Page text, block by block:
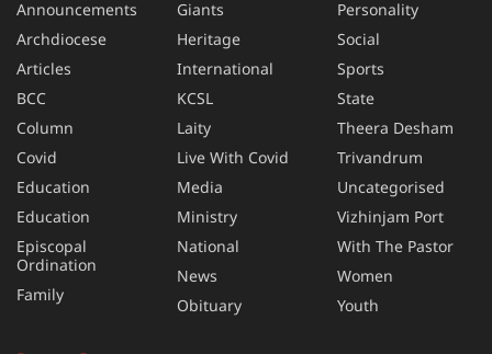
Announcements
Archdiocese
Articles
BCC
Column
Covid
Education
Education
Episcopal
Ordination
Family
Giants
Heritage
International
KCSL
Laity
Live With Covid
Media
Ministry
National
News
Obituary
Personality
Social
Sports
State
Theera Desham
Trivandrum
Uncategorised
Vizhinjam Port
With The Pastor
Women
Youth